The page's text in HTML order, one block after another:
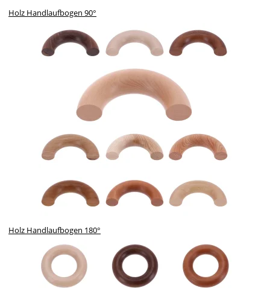
Holz Handlaufbogen 90°
Holz Handlaufbogen 180°